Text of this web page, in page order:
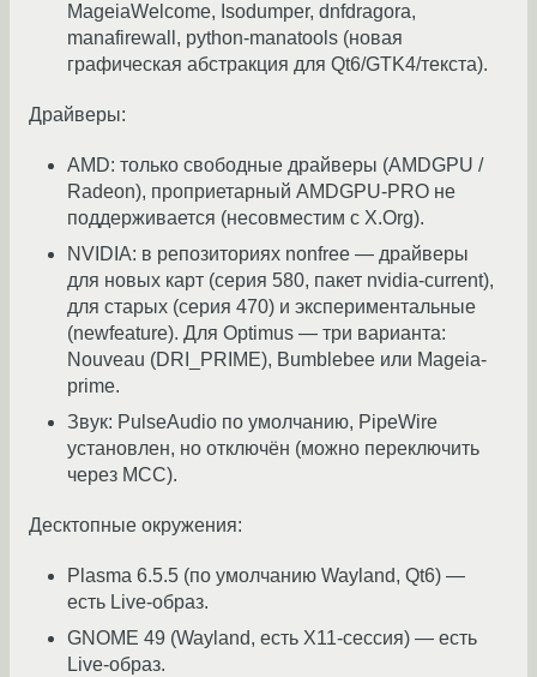
MageiaWelcome, Isodumper, dnfdragora,
manafirewall, python-manatools (новая
графическая абстракция для Qt6/GTK4/текста).
Драйверы:
AMD: только свободные драйверы (AMDGPU /
Radeon), проприетарный AMDGPU-PRO не
поддерживается (несовместим с X.Org).
NVIDIA: в репозиториях nonfree — драйверы
для новых карт (серия 580, пакет nvidia-current),
для старых (серия 470) и экспериментальные
(newfeature). Для Optimus — три варианта:
Nouveau (DRI_PRIME), Bumblebee или Mageia-
prime.
Звук: PulseAudio по умолчанию, PipeWire
установлен, но отключён (можно переключить
через MCC).
Десктопные окружения:
Plasma 6.5.5 (по умолчанию Wayland, Qt6) —
есть Live-образ.
GNOME 49 (Wayland, есть X11-сессия) — есть
Live-образ.